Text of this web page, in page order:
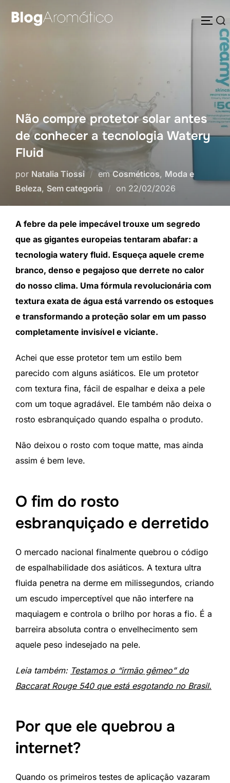
para
Pesquisar
Não compre protetor solar antes
de conhecer a tecnologia Watery
Fluid
por Natalia Tiossi em Cosméticos, Moda e
Beleza, Sem categoria on Postado
22/02/2026
A febre da pele impecável trouxe um segredo
que as gigantes europeias tentaram abafar: a
tecnologia watery fluid. Esqueça aquele creme
branco, denso e pegajoso que derrete no calor
do nosso clima. Uma fórmula revolucionária com
textura exata de água está varrendo os estoques
e transformando a proteção solar em um passo
completamente invisível e viciante.
Achei que esse protetor tem um estilo bem
parecido com alguns asiáticos. Ele um protetor
com textura fina, fácil de espalhar e deixa a pele
com um toque agradável. Ele também não deixa o
rosto esbranquiçado quando espalha o produto.
Não deixou o rosto com toque matte, mas ainda
assim é bem leve.
O fim do rosto
esbranquiçado e derretido
O mercado nacional finalmente quebrou o código
de espalhabilidade dos asiáticos. A textura ultra
fluida penetra na derme em milissegundos, criando
um escudo imperceptível que não interfere na
maquiagem e controla o brilho por horas a fio. É a
barreira absoluta contra o envelhecimento sem
aquele peso indesejado na pele.
Leia também: Testamos o “irmão gêmeo” do
Baccarat Rouge 540 que está esgotando no Brasil.
Por que ele quebrou a
internet?
Quando os primeiros testes de aplicação vazaram